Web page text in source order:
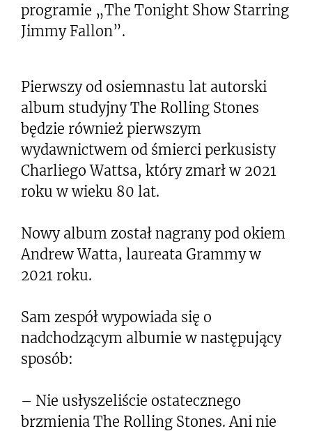
programie „The Tonight Show Starring
Jimmy Fallon”.
Pierwszy od osiemnastu lat autorski
album studyjny The Rolling Stones
będzie również pierwszym
wydawnictwem od śmierci perkusisty
Charliego Wattsa, który zmarł w 2021
roku w wieku 80 lat.
Nowy album został nagrany pod okiem
Andrew Watta, laureata Grammy w
2021 roku.
Sam zespół wypowiada się o
nadchodzącym albumie w następujący
sposób:
– Nie usłyszeliście ostatecznego
brzmienia The Rolling Stones. Ani nie